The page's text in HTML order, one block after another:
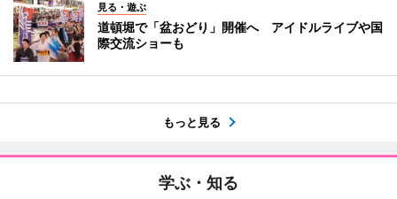
見る・遊ぶ
道頓堀で「盆おどり」開催へ アイドルライブや国
際交流ショーも
もっと見る
学ぶ・知る